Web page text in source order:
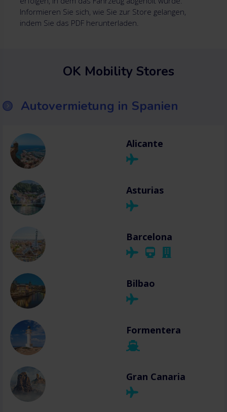
Informieren Sie sich, wie Sie zur Store gelangen,
indem Sie das PDF herunterladen.
OK Mobility Stores
Autovermietung in Spanien
Alicante
Asturias
Barcelona
Bilbao
Formentera
Gran Canaria